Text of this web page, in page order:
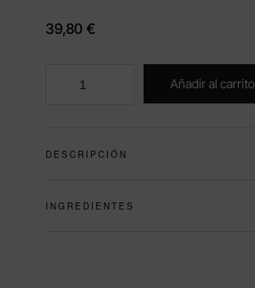
39,80 €
Añadir al carrito
DESCRIPCIÓN
INGREDIENTES